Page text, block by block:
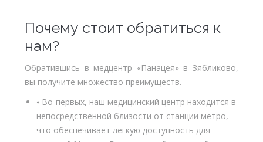
Почему стоит обратиться к
нам?
Обратившись в медцентр «Панацея» в Зябликово,
вы получите множество преимуществ.
⦁ Во-первых, наш медицинский центр находится в
непосредственной близости от станции метро,
что обеспечивает легкую доступность для